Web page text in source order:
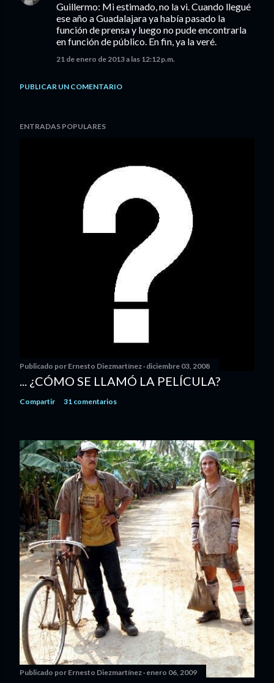
Guillermo: Mi estimado, no la vi. Cuando llegué
ese año a Guadalajara ya había pasado la
función de prensa y luego no pude encontrarla
en función de público. En fin, ya la veré.
21 de enero de 2013 a las 12:12 p.m.
PUBLICAR UN COMENTARIO
ENTRADAS POPULARES
Publicado por Ernesto Diezmartínez diciembre 03, 2008
... ¿CÓMO SE LLAMÓ LA PELÍCULA?
Compartir 31 comentarios
Publicado por Ernesto Diezmartínez enero 06, 2009